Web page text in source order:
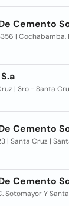
Cemento
|
| 3ro - Santa
Cemento
| Santa Cruz |
Cemento
Sotomayor Y